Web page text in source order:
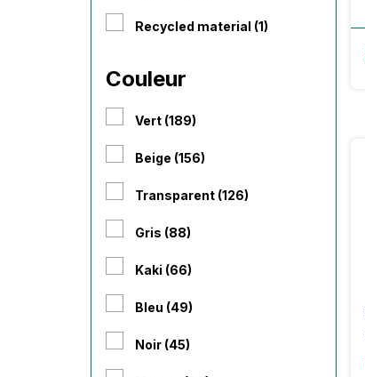
Recycled material (1)
Couleur
Vert (189)
Beige (156)
Transparent (126)
Gris (88)
Kaki (66)
Bleu (49)
Noir (45)